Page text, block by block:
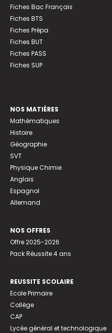
Fiches Bac Français
Fiches BTS
Fiches Prépa
Fiches BUT
Fiches PASS
Fiches SUP
NOS MATIÈRES
Mathématiques
Histoire
Géographie
SVT
Physique Chimie
Anglais
Espagnol
Allemand
NOS OFFRES
Offre 2025-2026
Pack Réussite 4 ans
REUSSITE SCOLAIRE
Ecole Primaire
Collège
CAP
Lycée général et technologique